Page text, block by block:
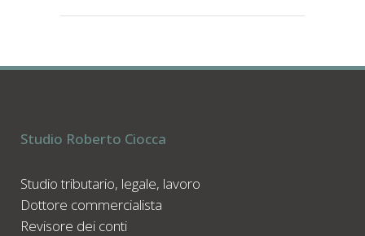
Studio Roberto Ciocca
Studio tributario, legale, lavoro
Dottore commercialista
Revisore dei conti